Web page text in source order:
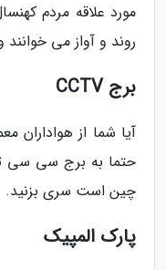
مورد علاقه مردم
روند و آواز می
برج CCTV
آیا شما از هواداران
حتما به برج سی سی
چین است سری بزنید.
پارک المپیک